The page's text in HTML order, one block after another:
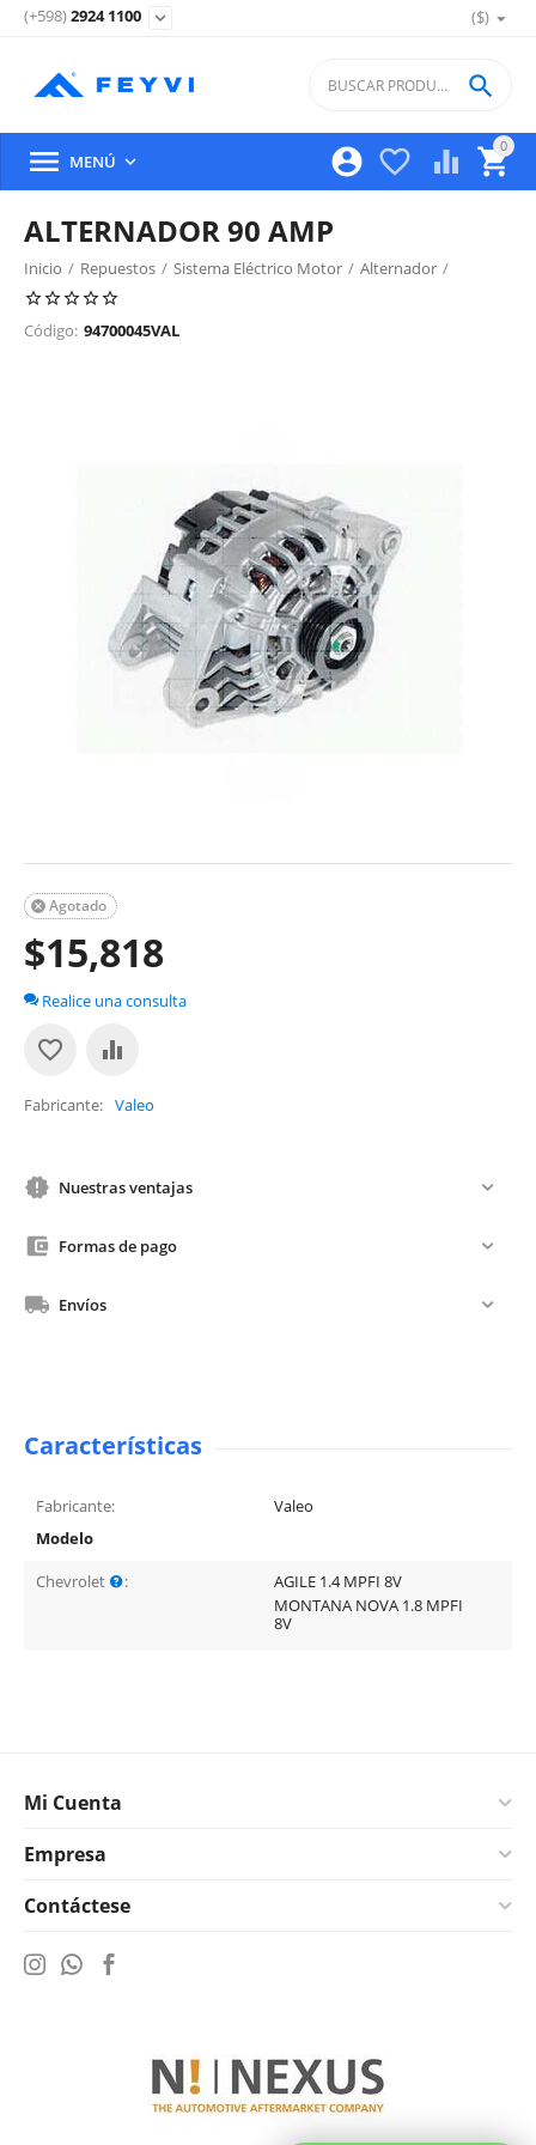
($)
(+598)2924 1100 expand_more
0

 


 MENÚ 
ALTERNADOR 90 AMP
Inicio / Repuestos / Sistema Eléctrico Motor / Alternador /
Código: 94700045VAL
Agotado

$15,818
Realice una consulta
Fabricante Valeo
Nuestras ventajas
Formas de pago
Envíos
Características
Fabricante:
Valeo
Modelo
Chevrolet
:
AGILE 1.4 MPFI 8V
MONTANA NOVA 1.8 MPFI
8V
Mi Cuenta
Empresa
Contáctese